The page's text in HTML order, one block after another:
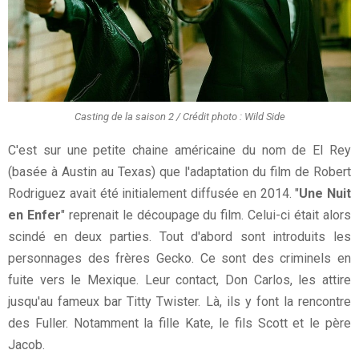
Casting de la saison 2 / Crédit photo : Wild Side
C'est sur une petite chaine américaine du nom de El Rey
(basée à Austin au Texas) que l'adaptation du film de Robert
Rodriguez avait été initialement diffusée en 2014. "Une Nuit
en Enfer" reprenait le découpage du film. Celui-ci était alors
scindé en deux parties. Tout d'abord sont introduits les
personnages des frères Gecko. Ce sont des criminels en
fuite vers le Mexique. Leur contact, Don Carlos, les attire
jusqu'au fameux bar Titty Twister. Là, ils y font la rencontre
des Fuller. Notamment la fille Kate, le fils Scott et le père
Jacob.